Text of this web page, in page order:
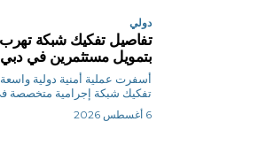
دولي
تفاصيل تفكيك شبكة تهرب
بتمويل مستثمرين في دبي وحجز 21 طنا
أسفرت عملية أمنية دولية
تفكيك شبكة إجرامية متخصصة
6 أغسطس 2026